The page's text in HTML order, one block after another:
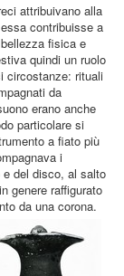
attribuivano alla
contribuisse a
fisica e
quindi un ruolo
circostanze: rituali
da
erano anche
particolare si
a fiato più
i
del disco, al salto
genere raffigurato
da una corona.